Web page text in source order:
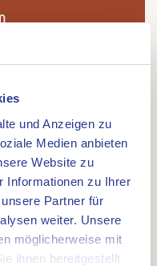
und Anzeigen zu
Medien anbieten
Website zu
Informationen zu Ihrer
Partner für
weiter. Unsere
möglicherweise mit
ihnen bereitgestellt
Limburg ist für
Viel Ruhe,
liegt
wenigen Minuten